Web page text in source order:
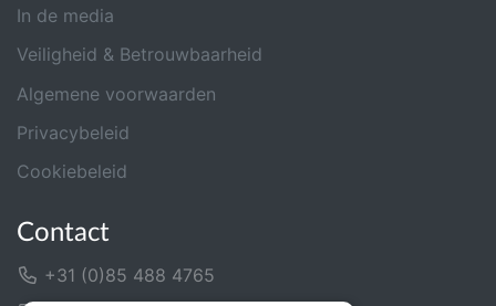
In de media
Veiligheid & Betrouwbaarheid
Algemene voorwaarden
Privacybeleid
Cookiebeleid
Contact
+31 (0)85 488 4765